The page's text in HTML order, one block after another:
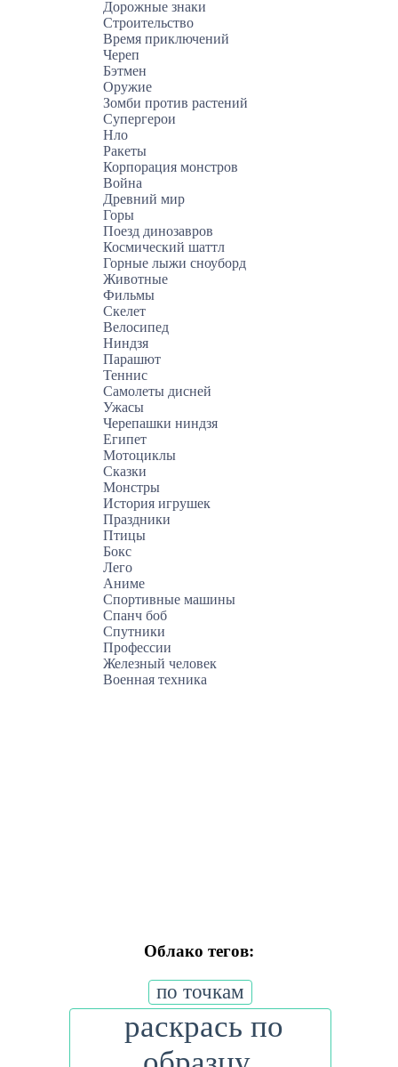
Дорожные знаки
Строительство
Время приключений
Череп
Бэтмен
Оружие
Зомби против растений
Супергерои
Нло
Ракеты
Корпорация монстров
Война
Древний мир
Горы
Поезд динозавров
Космический шаттл
Горные лыжи сноуборд
Животные
Фильмы
Скелет
Велосипед
Ниндзя
Парашют
Теннис
Самолеты дисней
Ужасы
Черепашки ниндзя
Египет
Мотоциклы
Сказки
Монстры
История игрушек
Праздники
Птицы
Бокс
Лего
Аниме
Спортивные машины
Спанч боб
Спутники
Профессии
Железный человек
Военная техника
Облако тегов:
по точкам
раскрась по